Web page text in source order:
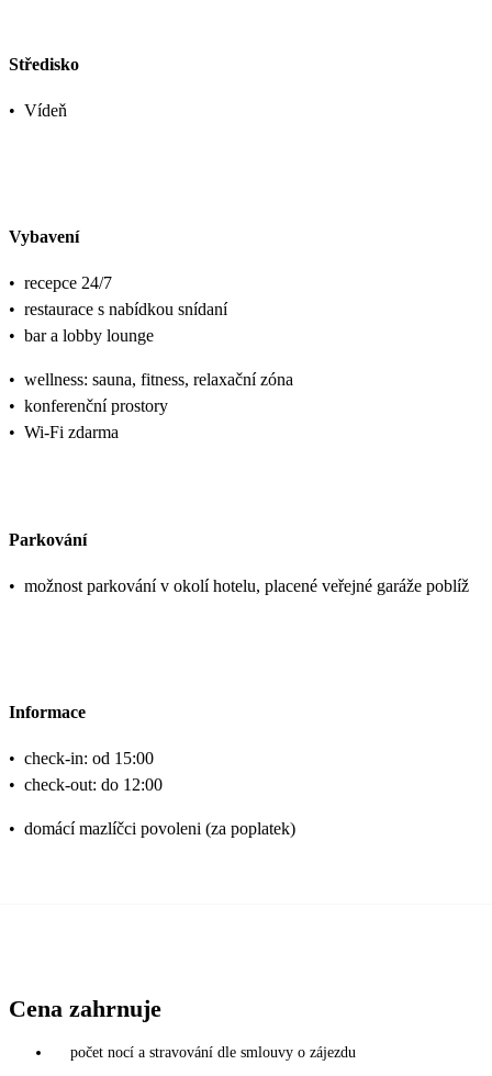
Středisko
• Vídeň
Vybavení
• recepce 24/7
• restaurace s nabídkou snídaní
• bar a lobby lounge
• wellness: sauna, fitness, relaxační zóna
• konferenční prostory
• Wi-Fi zdarma
Parkování
• možnost parkování v okolí hotelu, placené veřejné garáže poblíž
Informace
• check-in: od 15:00
• check-out: do 12:00
• domácí mazlíčci povoleni (za poplatek)
Cena zahrnuje
počet nocí a stravování dle smlouvy o zájezdu